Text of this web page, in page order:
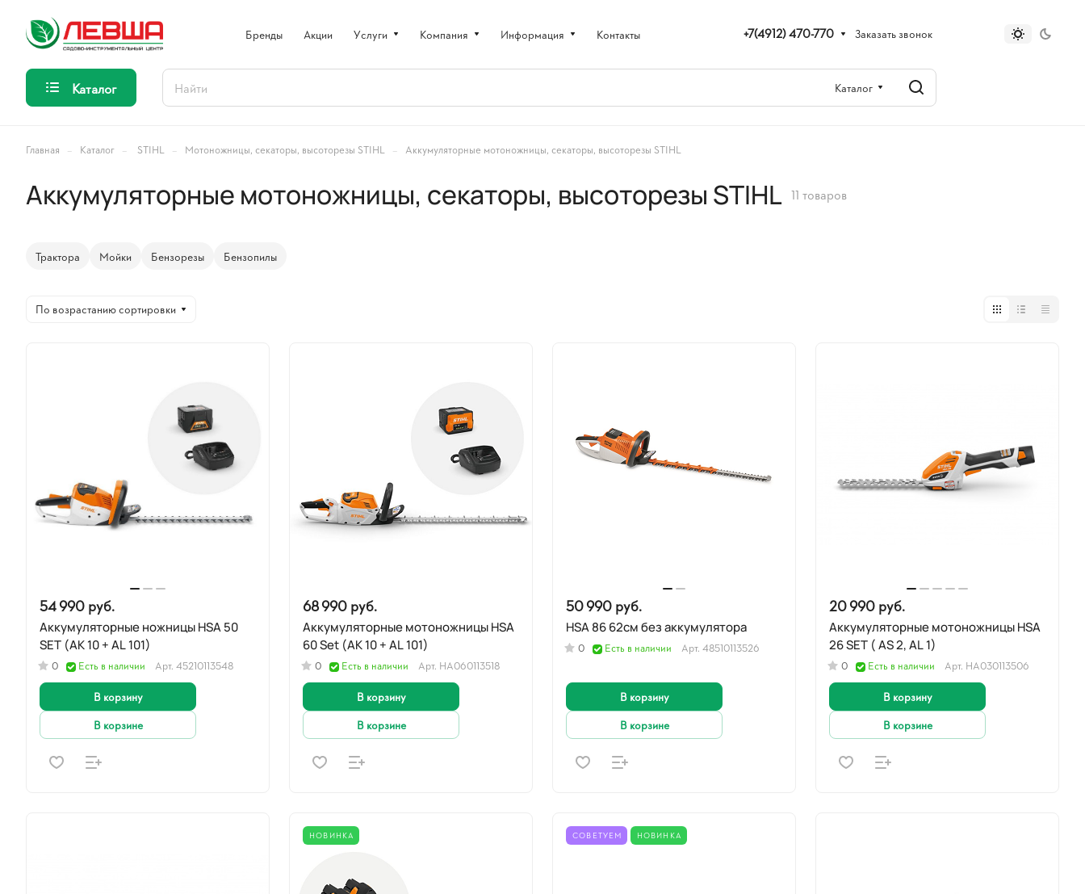
Бренды Акции Услуги Компания Информация Контакты +7(4912) 470-770 Заказать звонок
Каталог Каталог
Главная – Каталог – STIHL – Мотоножницы, секаторы, высоторезы STIHL – Аккумуляторные мотоножницы, секаторы, высоторезы STIHL
Аккумуляторные мотоножницы, секаторы, высоторезы STIHL 11 товаров
Трактора Мойки Бензорезы Бензопилы
По возрастанию сортировки
54 990 руб.
Аккумуляторные ножницы HSA 50
SET (AK 10 + AL 101)
0 Есть в наличии Арт. 45210113548
В корзину
В корзине
68 990 руб.
Аккумуляторные мотоножницы HSA
60 Set (AK 10 + AL 101)
0 Есть в наличии Арт. HA060113518
В корзину
В корзине
50 990 руб.
НSA 86 62см без аккумулятора
0 Есть в наличии Арт. 48510113526
В корзину
В корзине
20 990 руб.
Аккумуляторные мотоножницы HSA
26 SET ( AS 2, AL 1)
0 Есть в наличии Арт. HA030113506
В корзину
В корзине
НОВИНКА СОВЕТУЕМ НОВИНКА